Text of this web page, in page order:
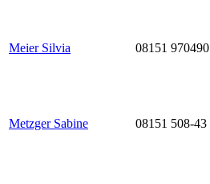
Meier Silvia 08151 970490
Metzger Sabine 08151 508-43